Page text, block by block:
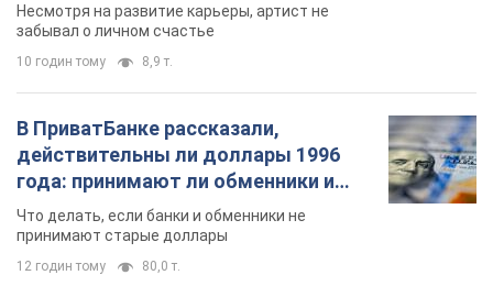
Несмотря на развитие карьеры, артист не
забывал о личном счастье
10 годин тому 8,9 т.
В ПриватБанке рассказали,
действительны ли доллары 1996
года: принимают ли обменники и
банки такие купюры
Что делать, если банки и обменники не
принимают старые доллары
12 годин тому 80,0 т.